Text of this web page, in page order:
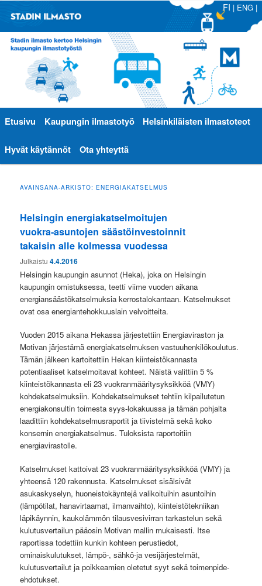
FI | ENG|
Päävalikko
Siirry
sisältöön
Siirry
toissijaiseen
Etusivu Kaupungin ilmastotyö Helsinkiläisten ilmastoteot
Hyvät käytännöt Ota yhteyttä
AVAINSANA-ARKISTO:ENERGIAKATSELMUS
Helsingin energiakatselmoitujen
vuokra-asuntojen säästöinvestoinnit
takaisin alle kolmessa vuodessa
Julkaistu4.4.2016
Helsingin kaupungin asunnot (Heka), joka on Helsingin
kaupungin omistuksessa, teetti viime vuoden aikana
energiansäästökatselmuksia kerrostalokantaan. Katselmukset
ovat osa energiantehokkuuslain velvoitteita.
Vuoden 2015 aikana Hekassa järjestettiin Energiaviraston ja
Motivan järjestämä energiakatselmuksen vastuuhenkilökoulutus.
Tämän jälkeen kartoitettiin Hekan kiinteistökannasta
potentiaaliset katselmoitavat kohteet. Näistä valittiin 5 %
kiinteistökannasta eli 23 vuokranmääritysyksikköä (VMY)
kohdekatselmuksiin. Kohdekatselmukset tehtiin kilpailutetun
energiakonsultin toimesta syys-lokakuussa ja tämän pohjalta
laadittiin kohdekatselmusraportit ja tiivistelmä sekä koko
konsernin energiakatselmus. Tuloksista raportoitiin
energiavirastolle.
Katselmukset kattoivat 23 vuokranmääritysyksikköä (VMY) ja
yhteensä 120 rakennusta. Katselmukset sisälsivät
asukaskyselyn, huoneistokäyntejä valikoituihin asuntoihin
(lämpötilat, hanavirtaamat, ilmanvaihto), kiinteistötekniikan
läpikäynnin, kaukolämmön tilausvesivirran tarkastelun sekä
kulutusvertailun pääosin Motivan mallin mukaisesti. Itse
raportissa todettiin kunkin kohteen perustiedot,
ominaiskulutukset, lämpö-, sähkö-ja vesijärjestelmät,
kulutusvertailut ja poikkeamien oletetut syyt sekä toimenpide-
ehdotukset.